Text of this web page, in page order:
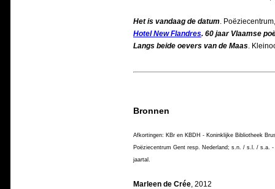
Het is vandaag de datum.
Hotel New Flandres. 60 jaar Vlaamse
Langs beide oevers van de Maas.
Bronnen
Afkortingen: KBr en KBDH - Koninklijke Bibliotheek
Poëziecentrum Gent resp. Nederland; s.n. / s.l. / s.a.
jaartal.
Marleen de Crée, 2012